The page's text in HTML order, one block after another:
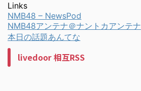
Links
NMB48 – NewsPod
NMB48アンテナ＠ナントカアンテナ
本日の話題あんてな
livedoor 相互RSS